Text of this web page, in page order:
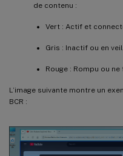
de contenu :
Vert : Actif et
Gris : Inactif ou en
Rouge : Rompu ou
L’image suivante montre un
BCR :